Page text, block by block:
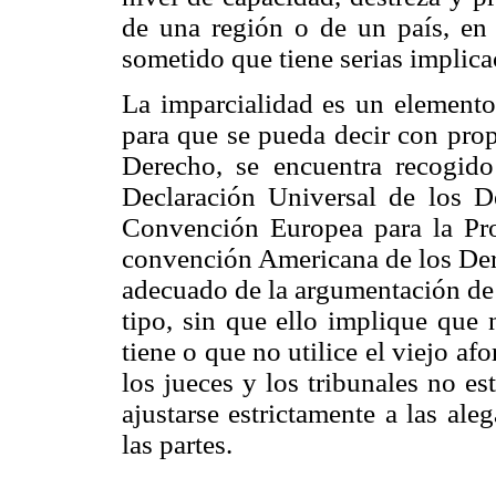
de una región o de un país,
sometido que tiene serias
La imparcialidad es un
para que se pueda decir con
Derecho, se encuentra
Declaración Universal de los
Convención Europea para la
convención Americana de los
adecuado de la argumentación
tipo, sin que ello implique que
tiene o que no utilice el viejo
los jueces y los tribunales no
ajustarse estrictamente a las
las partes.